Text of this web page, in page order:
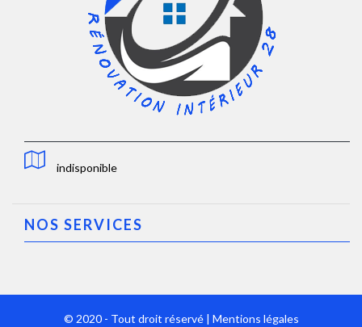
indisponible
NOS SERVICES
© 2020 - Tout droit réservé | Mentions légales